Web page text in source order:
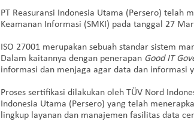
PT Reasuransi Indonesia Utama (Persero) telah
Keamanan Informasi (SMKI) pada tanggal 27
ISO 27001 merupakan sebuah standar sistem
Dalam kaitannya dengan penerapanGood IT
informasi dan menjaga agar data dan informasi
Proses sertifikasi dilakukan oleh TÜV Nord
Indonesia Utama (Persero) yang telah
lingkup layanan dan manajemen fasilitas data